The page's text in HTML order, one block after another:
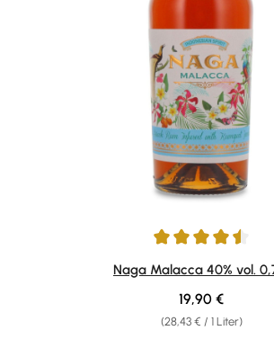
Durchschnittliche Bewertung von 4.4
Naga Malacca 40% vol.
(28,43 € / 1 Liter)
Regulärer Preis:
19,90 €